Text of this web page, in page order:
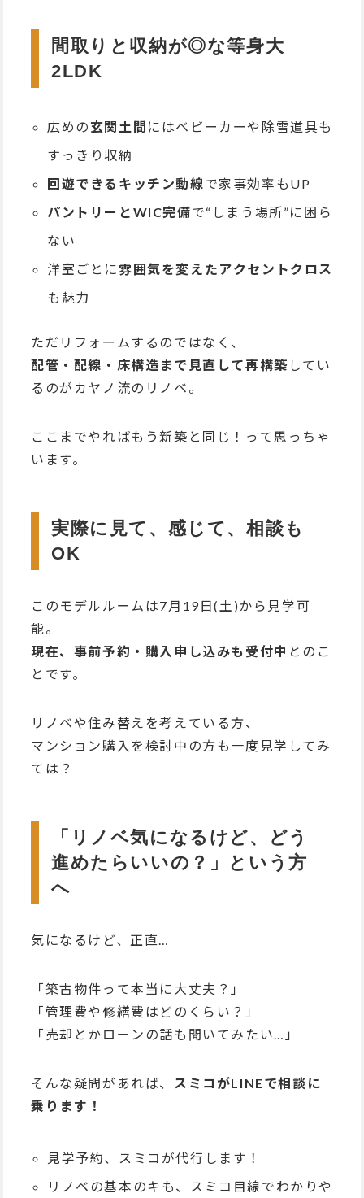
間取りと収納が◎な等身大
2LDK
広めの 玄関土間 にはベビーカーや除雪道具も
すっきり収納
回遊できるキッチン動線で家事効率もUP
パントリーとWIC完備で“しまう場所”に困ら
ない
洋室ごとに 雰囲気を変えたアクセントクロス
も魅力
ただリフォームするのではなく、
配管・配線・床構造まで見直して再構築 してい
るのがカヤノ流のリノベ。
ここまでやればもう新築と同じ！って思っちゃ
います。
実際に見て、感じて、相談も
OK
このモデルルームは7月19日(土)から見学可
能。
現在、事前予約・購入申し込みも受付中 とのこ
とです。
リノベや住み替えを考えている方、
マンション購入を検討中の方も一度見学してみ
ては？
「リノベ気になるけど、どう
進めたらいいの？」という方
へ
気になるけど、正直…
「築古物件って本当に大丈夫？」
「管理費や修繕費はどのくらい？」
「売却とかローンの話も聞いてみたい…」
そんな疑問があれば、
スミコがLINEで相談に
乗ります！
見学予約、スミコが代行します！
リノベの基本のキも、スミコ目線でわかりや